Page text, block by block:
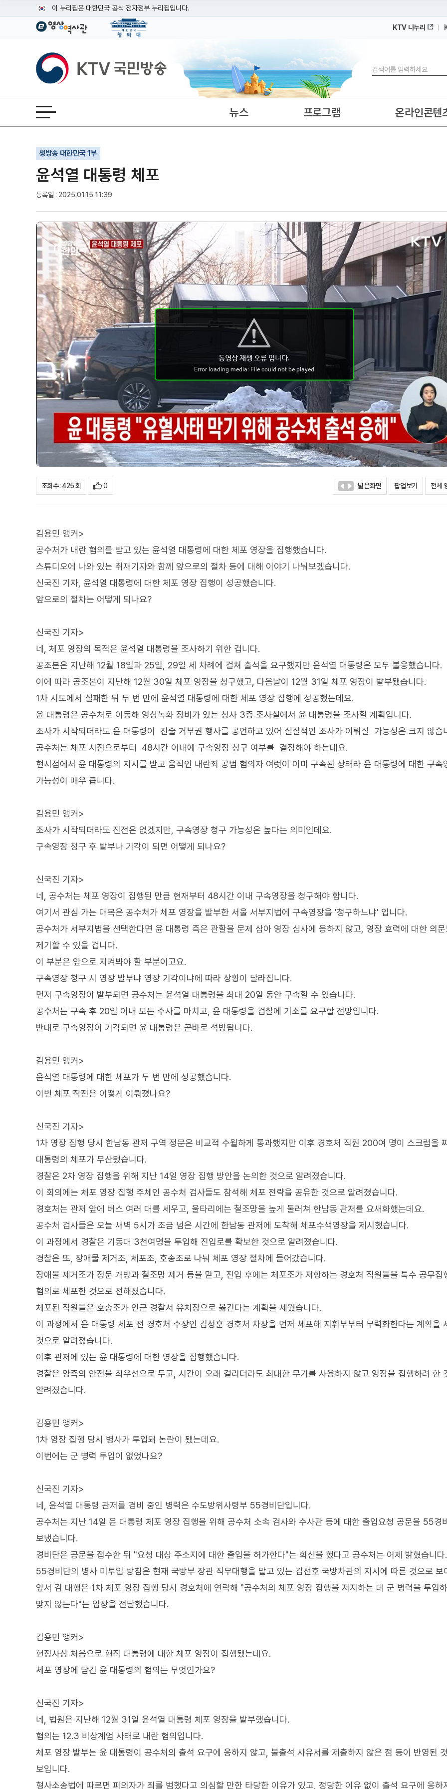
이 누리집은 대한민국 공식 전자정부 누리집입니다.
공식 누리집 주소 확인하기
이밖에 or.kr 또는 .kr등 다른 도메인 주소를 사용하고 있다면 아래 URL에서 도메인 주소를 확인해 보세요
운영중인 공식 누리집보기
KTV 나누리
KTV국민방송
검색
전체메뉴 열기 뉴스 프로그램 온라인콘텐
생방송 대한민국 1부
윤석열 대통령 체포
등록일 : 2025.01.15 11:39
기사인쇄
글자확대
글자축소
조회수 : 425 회 0 넓은화면 팝업보기 전체
김용민 앵커>
공수처가 내란 혐의를 받고 있는 윤석열 대통령에 대한 체포 영장을 집행했습니다.
스튜디오에 나와 있는 취재기자와 함께 앞으로의 절차 등에 대해 이야기 나눠보겠습니다.
신국진 기자, 윤석열 대통령에 대한 체포 영장 집행이 성공했습니다.
앞으로의 절차는 어떻게 되나요?
신국진 기자>
네, 체포 영장의 목적은 윤석열 대통령을 조사하기 위한 겁니다.
공조본은 지난해 12월 18일과 25일, 29일 세 차례에 걸쳐 출석을 요구했지만 윤석열 대통령은 모두 불응했습니다.
이에 따라 공조본이 지난해 12월 30일 체포 영장을 청구했고, 다음날이 12월 31일 체포 영장이 발부됐습니다.
1차 시도에서 실패한 뒤 두 번 만에 윤석열 대통령에 대한 체포 영장 집행에 성공했는데요.
윤 대통령은 공수처로 이동해 영상녹화 장비가 있는 청사 3층 조사실에서 윤 대통령을 조사할 계획입니다.
조사가 시작되더라도 윤 대통령이 진술 거부권 행사를 공언하고 있어 실질적인 조사가 이뤄질 가능성은 크지 않습
공수처는 체포 시점으로부터 48시간 이내에 구속영장 청구 여부를 결정해야 하는데요.
현시점에서 윤 대통령의 지시를 받고 움직인 내란죄 공범 혐의자 여럿이 이미 구속된 상태라 윤 대통령에 대한 구속
가능성이 매우 큽니다.
김용민 앵커>
조사가 시작되더라도 진전은 없겠지만, 구속영장 청구 가능성은 높다는 의미인데요.
구속영장 청구 후 발부나 기각이 되면 어떻게 되나요?
신국진 기자>
네, 공수처는 체포 영장이 집행된 만큼 현재부터 48시간 이내 구속영장을 청구해야 합니다.
여기서 관심 가는 대목은 공수처가 체포 영장을 발부한 서울 서부지법에 구속영장을 '청구하느냐' 입니다.
공수처가 서부지법을 선택한다면 윤 대통령 측은 관할을 문제 삼아 영장 심사에 응하지 않고, 영장 효력에 대한 의
제기할 수 있을 겁니다.
이 부분은 앞으로 지켜봐야 할 부분이고요.
구속영장 청구 시 영장 발부냐 영장 기각이냐에 따라 상황이 달라집니다.
먼저 구속영장이 발부되면 공수처는 윤석열 대통령을 최대 20일 동안 구속할 수 있습니다.
공수처는 구속 후 20일 이내 모든 수사를 마치고, 윤 대통령을 검찰에 기소를 요구할 전망입니다.
반대로 구속영장이 기각되면 윤 대통령은 곧바로 석방됩니다.
김용민 앵커>
윤석열 대통령에 대한 체포가 두 번 만에 성공했습니다.
이번 체포 작전은 어떻게 이뤄졌나요?
신국진 기자>
1차 영장 집행 당시 한남동 관저 구역 정문은 비교적 수월하게 통과했지만 이후 경호처 직원 200여 명이 스크럼을
대통령의 체포가 무산됐습니다.
경찰은 2차 영장 집행을 위해 지난 14일 영장 집행 방안을 논의한 것으로 알려졌습니다.
이 회의에는 체포 영장 집행 주체인 공수처 검사들도 참석해 체포 전략을 공유한 것으로 알려졌습니다.
경호처는 관저 앞에 버스 여러 대를 세우고, 울타리에는 철조망을 높게 둘러쳐 한남동 관저를 요새화했는데요.
공수처 검사들은 오늘 새벽 5시가 조금 넘은 시간에 한남동 관저에 도착해 체포수색영장을 제시했습니다.
이 과정에서 경찰은 기동대 3천여명을 투입해 진입로를 확보한 것으로 알려졌습니다.
경찰은 또, 장애물 제거조, 체포조, 호송조로 나눠 체포 영장 절차에 들어갔습니다.
장애물 제거조가 정문 개방과 철조망 제거 등을 맡고, 진입 후에는 체포조가 저항하는 경호처 직원들을 특수 공무집
혐의로 체포한 것으로 전해졌습니다.
체포된 직원들은 호송조가 인근 경찰서 유치장으로 옮긴다는 계획을 세웠습니다.
이 과정에서 윤 대통령 체포 전 경호처 수장인 김성훈 경호처 차장을 먼저 체포해 지휘부부터 무력화한다는 계획을
것으로 알려졌습니다.
이후 관저에 있는 윤 대통령에 대한 영장을 집행했습니다.
경찰은 양측의 안전을 최우선으로 두고, 시간이 오래 걸리더라도 최대한 무기를 사용하지 않고 영장을 집행하려 한
알려졌습니다.
김용민 앵커>
1차 영장 집행 당시 병사가 투입돼 논란이 됐는데요.
이번에는 군 병력 투입이 없었나요?
신국진 기자>
네, 윤석열 대통령 관저를 경비 중인 병력은 수도방위사령부 55경비단입니다.
공수처는 지난 14일 윤 대통령 체포 영장 집행을 위해 공수처 소속 검사와 수사관 등에 대한 출입요청 공문을 55경
보냈습니다.
경비단은 공문을 접수한 뒤 "요청 대상 주소지에 대한 출입을 허가한다"는 회신을 했다고 공수처는 어제 밝혔습니다.
55경비단의 병사 미투입 방침은 현재 국방부 장관 직무대행을 맡고 있는 김선호 국방차관의 지시에 따른 것으로 보
앞서 김 대행은 1차 체포 영장 집행 당시 경호처에 연락해 "공수처의 체포 영장 집행을 저지하는 데 군 병력을 투입
맞지 않는다"는 입장을 전달했습니다.
김용민 앵커>
헌정사상 처음으로 현직 대통령에 대한 체포 영장이 집행됐는데요.
체포 영장에 담긴 윤 대통령의 혐의는 무엇인가요?
신국진 기자>
네, 법원은 지난해 12월 31일 윤석열 대통령 체포 영장을 발부했습니다.
혐의는 12.3 비상계엄 사태로 내란 혐의입니다.
체포 영장 발부는 윤 대통령이 공수처의 출석 요구에 응하지 않고, 불출석 사유서를 제출하지 않은 점 등이 반영된
보입니다.
형사소송법에 따르면 피의자가 죄를 범했다고 의심할 만한 타당한 이유가 있고, 정당한 이유 없이 출석 요구에 응하